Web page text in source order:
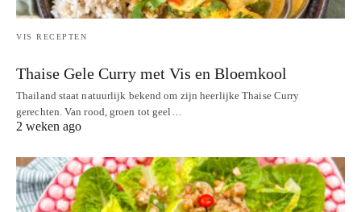
VIS RECEPTEN
Thaise Gele Curry met Vis en Bloemkool
Thailand staat natuurlijk bekend om zijn heerlijke Thaise Curry
gerechten. Van rood, groen tot geel…
2 weken ago